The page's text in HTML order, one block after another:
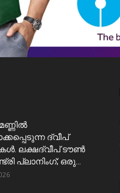
ദ്വീപ്
ലക്ഷദ്വീപ് ടൗൺ
പ്ലാനിംഗ്; ഒരു...